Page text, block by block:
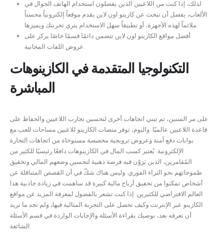
لذلك، إذا كنت من اللاعبين الذين يفضلون استخدام الهاتف الجوال في
الألعاب، يفضل أن تبحث عن كازينو اون لاين يقدم موقعاً إلكترونياً محسناً
أفضل مواقع الكازينو اون لاين تتضمن دائمًا قسمًا خاصًا يركز على
التكنولوجيا المتقدمة في الكازينوهات
المباشرة
على مر السنين، تم تبني اتجاهات أخرى لتحسين تجارب اللاعبين والحفاظ على
قاعدة اللاعبين عالميًا. واليوم، توفر منصات الكازينو للاعبين مساحات للعب مع
بوابات دفع آمنة وعروض ترويجية مخصصة مستوحاة من اتجاهات التجارة
الإلكترونية. يُعتبر كسب المال في الكازينوهات دافعًا رئيسيًا للكثير من
المُقامرين، الذين يَرَوْن فيه فرصة ذهبية لتحسين وضعهم المالي وتحقيق
طموحاتهم نحو الثراء الفوري. وليس هناك شكّ في أن القصص المتناقلة عن
أشخاص تمكنوا من تحقيق أرباح مالية كبيرة قد ساهمت في زيادة جاذبية هذا
العالم الافتراضي للكثيرين. إذا كنت تشعر بالفضول لمعرفة المزيد عن مواقع
الكازينو عبر الإنترنت وكيف تحصل على التجربة المثالية فيها، ولم تجد ما تريد
أن تعرفه بعد، نوصيك بقراءة الأسئلة والإجابات الواردة في قسم الأسئلة
الشائعة.